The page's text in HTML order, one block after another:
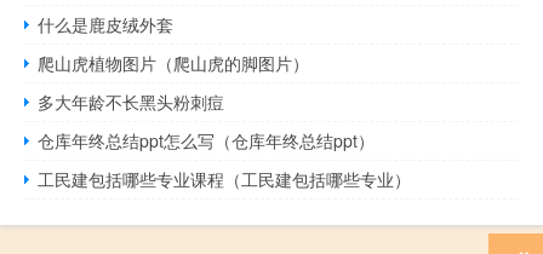
什么是鹿皮绒外套
爬山虎植物图片（爬山虎的脚图片）
多大年龄不长黑头粉刺痘
仓库年终总结ppt怎么写（仓库年终总结ppt）
工民建包括哪些专业课程（工民建包括哪些专业）